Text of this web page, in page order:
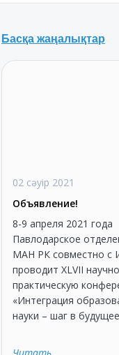
Басқа жаңалықтар
02 сәуір 2021
Объявление!
8-9 апреля 2021 года
Павлодарское
МАН РК совместно с
проводит XLVII
практическую
«Интеграция
науки – шаг в